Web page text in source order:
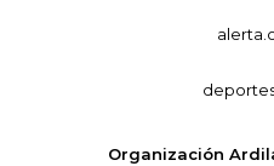
Organización